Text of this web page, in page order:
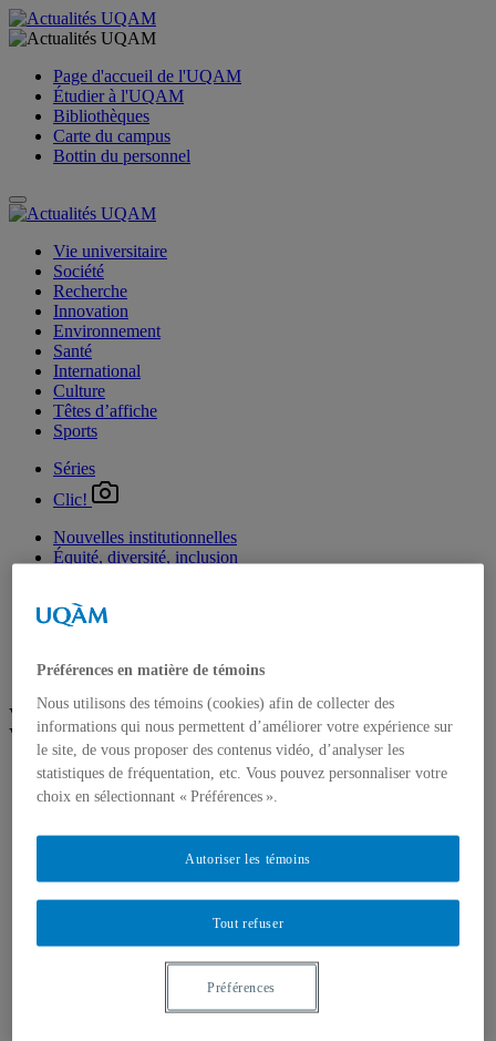
Page d'accueil de l'UQAM
Étudier à l'UQAM
Bibliothèques
Carte du campus
Bottin du personnel
Vie universitaire
Société
Recherche
Innovation
Environnement
Santé
International
Culture
Têtes d’affiche
Sports
Séries
Clic!
Nouvelles institutionnelles
Équité, diversité, inclusion
Diplômés
Fondation de l’UQAM
Voir plus
Voir moins
Arts
Département de danse
Département d'études littéraires
Département d'histoire de l'art
Institut du patrimoine
Communication
Département de communication sociale et publique
École de langues
École des médias
Préférences en matière de témoins
Nous utilisons des témoins (cookies) afin de collecter des
informations qui nous permettent d’améliorer votre expérience sur
le site, de vous proposer des contenus vidéo, d’analyser les
statistiques de fréquentation, etc. Vous pouvez personnaliser votre
choix en sélectionnant « Préférences ».
Tout refuser
Autoriser les témoins
Préférences